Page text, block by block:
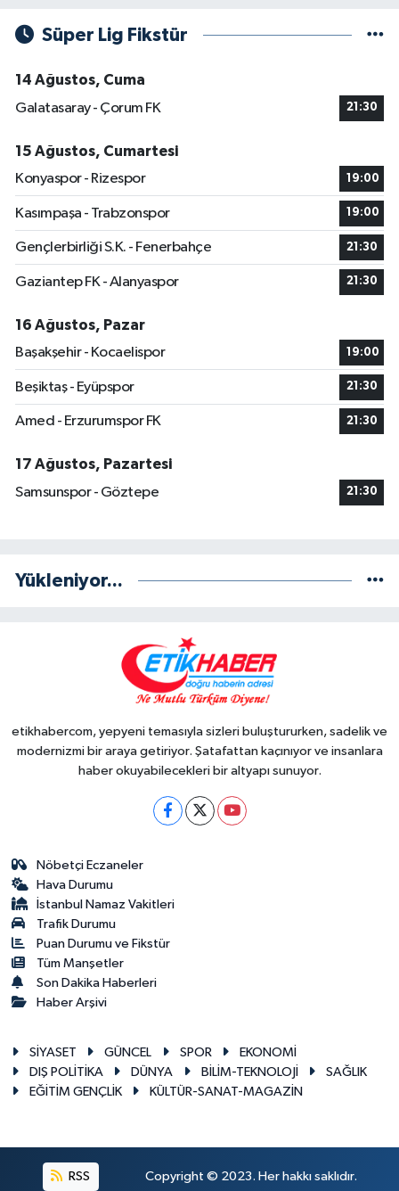
Süper Lig Fikstür
14 Ağustos, Cuma
Galatasaray - Çorum FK
21:30
15 Ağustos, Cumartesi
Konyaspor - Rizespor
19:00
Kasımpaşa - Trabzonspor 19:00
Gençlerbirliği S.K. - Fenerbahçe 21:30
Gaziantep FK - Alanyaspor 21:30
16 Ağustos, Pazar
Başakşehir - Kocaelispor
19:00
Beşiktaş - Eyüpspor 21:30
Amed - Erzurumspor FK 21:30
17 Ağustos, Pazartesi
Samsunspor - Göztepe
21:30
Yükleniyor...
etikhabercom, yepyeni temasıyla sizleri buluştururken, sadelik ve
modernizmi bir araya getiriyor. Şatafattan kaçınıyor ve insanlara
haber okuyabilecekleri bir altyapı sunuyor.
Nöbetçi Eczaneler
Hava Durumu
İstanbul Namaz Vakitleri
Trafik Durumu
Puan Durumu ve Fikstür
Tüm Manşetler
Son Dakika Haberleri
Haber Arşivi
SİYASET GÜNCEL SPOR
EKONOMİ
DIŞ POLİTİKA
DÜNYA BİLİM-TEKNOLOJİ
SAĞLIK
EĞİTİM GENÇLİK
KÜLTÜR-SANAT-MAGAZİN
RSS Copyright © 2023. Her hakkı saklıdır.